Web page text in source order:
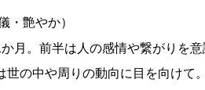
・艶やか）
月。前半は人の感情や繋がりを
世の中や周りの動向に目を向けて